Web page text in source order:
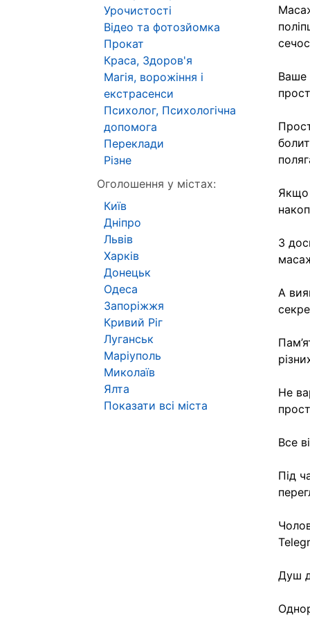
Ваше
Якщо
З
А
Не
Все
Під
Душ
Урочистості
Відео та фотозйомка
Прокат
Краса, Здоров'я
Магія, ворожіння і
екстрасенси
Психолог, Психологічна
допомога
Переклади
Різне
Оголошення у містах:
Київ
Дніпро
Львів
Харків
Донецьк
Одеса
Запоріжжя
Кривий Ріг
Луганськ
Маріуполь
Миколаїв
Ялта
Показати всі міста